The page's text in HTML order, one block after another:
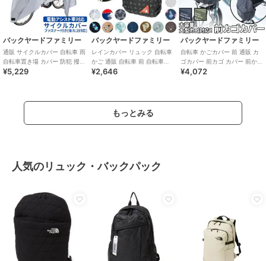
バックヤードファミリー
通販 サイクルカバー 自転車 雨
自転車置き場 カバー 防犯 撥水
はっ水 風飛び防止 飛ばない バ
¥5,229
バックヤードファミリー
レインカバー リュック 自転車
かご 通販 自転車 前 自転車カ
ゴカバー おしゃれ 雨よけカバ
¥2,646
バックヤードファミリー
自転車 かごカバー 前 通販 カ
ゴカバー 前カゴ カバー 前かご
カバー 大きめ ワイド 容量アッ
¥4,072
もっとみる
人気のリュック・バックパック